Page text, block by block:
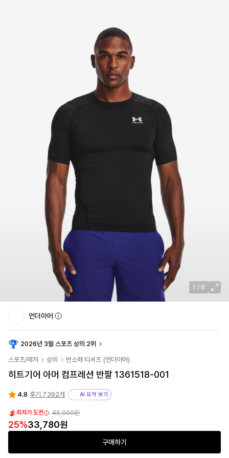
1 / 6
언더아머
2026년 3월 스포츠 상의 2위
스포츠/레저 상의 반소매 티셔츠 (언더아머)
히트기어 아머 컴프레션 반팔 1361518-001
4.8 후기 7,392개 AI 요약 보기
최저가 도전 45,000원
25%33,780원
구매하기